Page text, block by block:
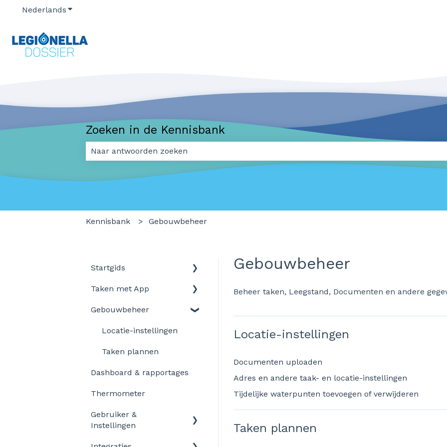
Nederlands Submenu tonen voor vertalingen
Zoeken in de Kennisbank
Er zijn geen suggesties want het zoekveld is leeg.
Kennisbank Gebouwbeheer
Gebouwbeheer
Beheer taken, Leegstand, Documenten en andere
Locatie-instellingen
Documenten uploaden
Adres en andere taak- en locatie-instellingen
Tijdelijke waterpunten toevoegen of verwijderen
Taken plannen
Startgids
Introductie in
taakuitvoerder
Startgids voor LD-
Rechten
Taken met App
Aan de slag
Personaliseer en pas
Gebouwbeheer
Locatie-instellingen
Taken plannen
Dashboard & rapportages
Thermometer
Gebruiker &
Instellingen​